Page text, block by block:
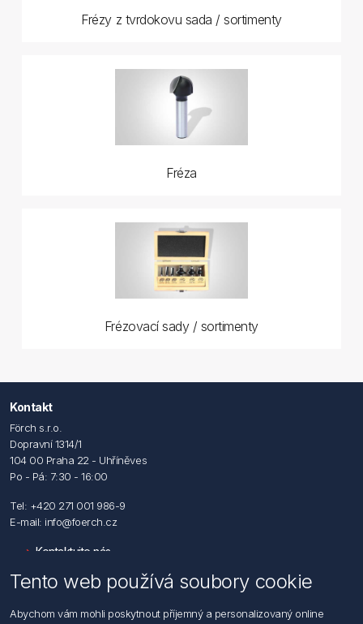
Frézy z tvrdokovu sada / sortimenty
Fréza
Frézovací sady / sortimenty
Kontakt
Förch s.r.o.
Dopravní 1314/1
104 00 Praha 22 - Uhříněves
Po - Pá: 7:30 - 16:00
Tel: +420 271 001 986-9
E-mail: info@foerch.cz
Kontaktujte nás
Hledat
Tento web používá soubory cookie
Abychom vám mohli poskytnout příjemný a personalizovaný online